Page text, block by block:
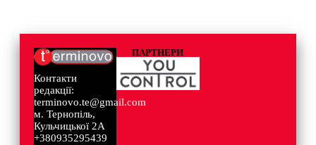
Контакти
редакції:
terminovo.te@gmail.com
м. Тернопіль,
Кульчицької 2А
+380935295439
ПАРТНЕРИ